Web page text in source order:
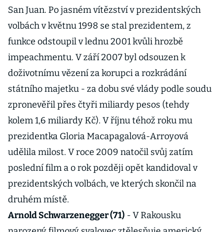
San Juan. Po jasném vítězství v prezidentských
volbách v květnu 1998 se stal prezidentem, z
funkce odstoupil v lednu 2001 kvůli hrozbě
impeachmentu. V září 2007 byl odsouzen k
doživotnímu vězení za korupci a rozkrádání
státního majetku - za dobu své vlády podle soudu
zpronevěřil přes čtyři miliardy pesos (tehdy
kolem 1,6 miliardy Kč). V říjnu téhož roku mu
prezidentka Gloria Macapagalová-Arroyová
udělila milost. V roce 2009 natočil svůj zatím
poslední film a o rok později opět kandidoval v
prezidentských volbách, ve kterých skončil na
druhém místě.
Arnold Schwarzenegger (71) - V Rakousku